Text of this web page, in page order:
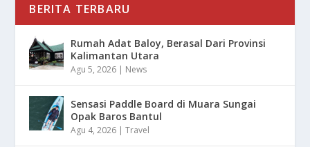
BERITA TERBARU
Rumah Adat Baloy, Berasal Dari Provinsi
Kalimantan Utara
Agu 5, 2026 | News
Sensasi Paddle Board di Muara Sungai
Opak Baros Bantul
Agu 4, 2026 |Travel